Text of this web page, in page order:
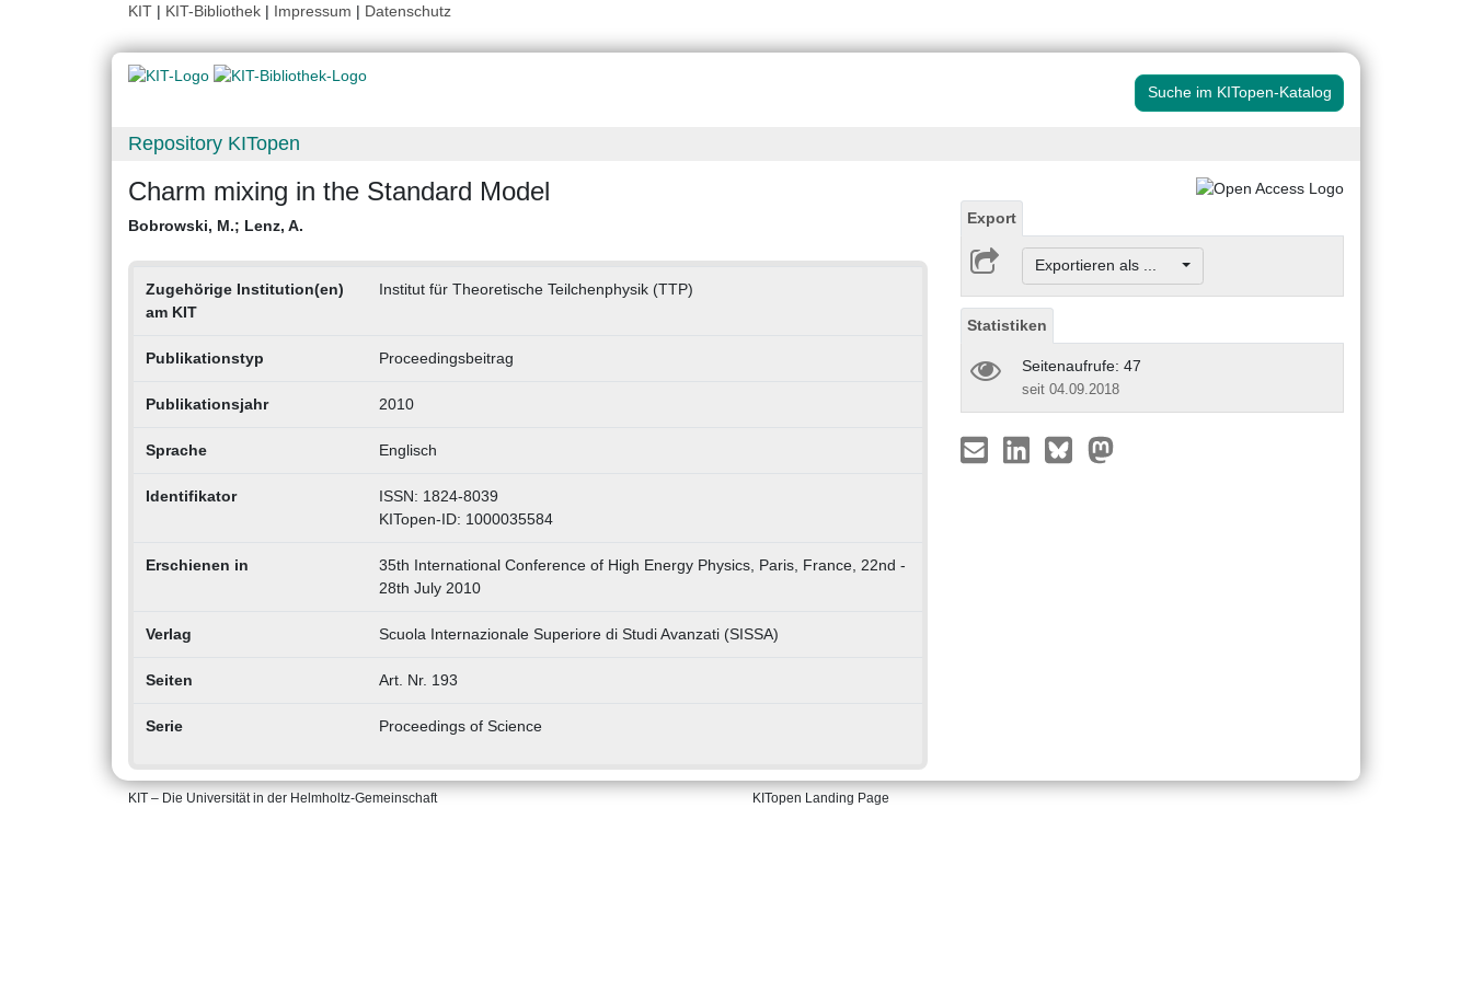
KIT | KIT-Bibliothek | Impressum | Datenschutz
Suche im KITopen-Katalog
Repository KITopen
Charm mixing in the Standard Model
Bobrowski, M.; Lenz, A.
Zugehörige Institution(en)
am KIT
Institut für Theoretische Teilchenphysik (TTP)
Publikationstyp Proceedingsbeitrag
Publikationsjahr 2010
Sprache Englisch
Identifikator
ISSN: 1824-8039
KITopen-ID: 1000035584
Erschienen in
35th International Conference of High Energy Physics, Paris, France, 22nd -
28th July 2010
Verlag Scuola Internazionale Superiore di Studi Avanzati (SISSA)
Seiten Art. Nr. 193
Serie Proceedings of Science
Export
Exportieren als ...
Statistiken
Seitenaufrufe: 47
seit 04.09.2018
KIT – Die Universität in der Helmholtz-Gemeinschaft KITopen Landing Page